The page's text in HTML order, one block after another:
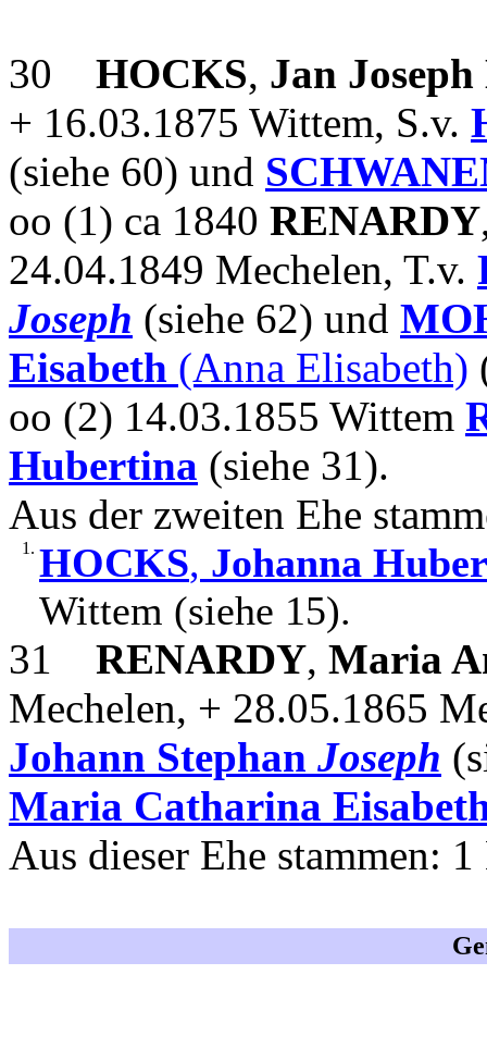
30 HOCKS, Jan
+ 16.03.1875 Wittem, S.v.
(siehe 60) und
oo (1) ca 1840 RENARDY
24.04.1849 Mechelen, T.v.
Joseph (siehe 62) und
Eisabeth (Anna Elisabeth)
oo (2) 14.03.1855 Wittem
Hubertina (siehe 31).
Aus der zweiten Ehe
1. HOCKS, Johanna
Wittem (siehe 15).
31 RENARDY, Maria
Mechelen, + 28.05.1865
Johann Stephan Joseph
Maria Catharina
Aus dieser Ehe stammen: